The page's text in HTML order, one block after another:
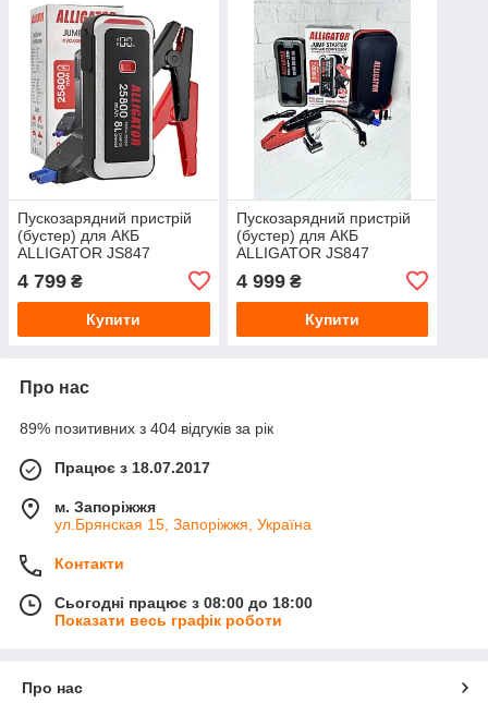
Пускозарядний пристрій
(бустер) для АКБ
ALLIGATOR JS847
1500A/2500A 25800mAh зі
Smart-клемами
4 799 ₴
Купити
Пускозарядний пристрій
(бустер) для АКБ
ALLIGATOR JS847
1500A/2500A 25800mAh зі
Smart-клемами
4 999₴
Купити
Про нас
89% позитивних з 404 відгуків за рік
Працює з 18.07.2017
м. Запоріжжя
ул.Брянская 15, Запоріжжя, Україна
Контакти
Сьогодні працює з 08:00 до 18:00
Показати весь графік роботи
Про нас